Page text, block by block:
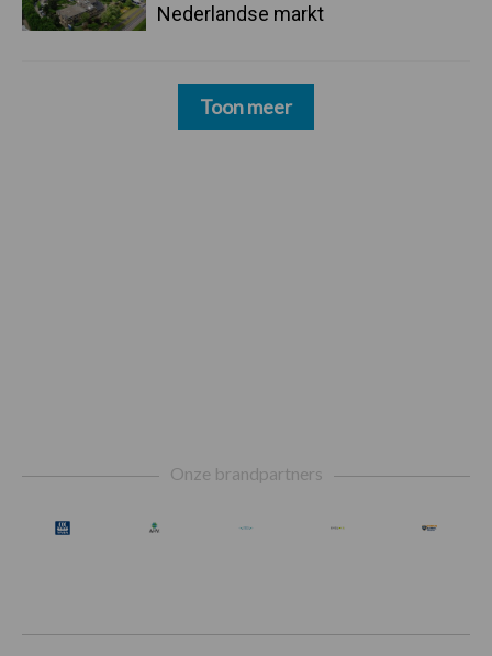
Nederlandse markt
Toon meer
Onze brandpartners